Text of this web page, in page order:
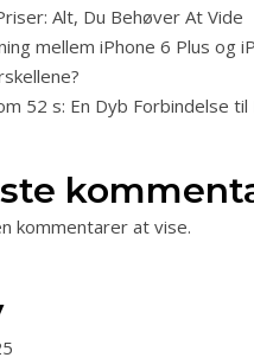
Alt, Du Behøver At Vide
mellem iPhone 6 Plus og
52 s: En Dyb Forbindelse
kommentarer at vise.